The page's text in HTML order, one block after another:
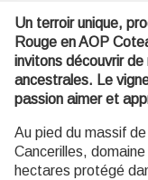
Un terroir unique,
Rouge en AOP
invitons découvrir
ancestrales. Le
passion aimer et
Au pied du massif
Cancerilles,
hectares protégé